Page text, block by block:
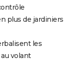
plus de jardiniers
les
volant